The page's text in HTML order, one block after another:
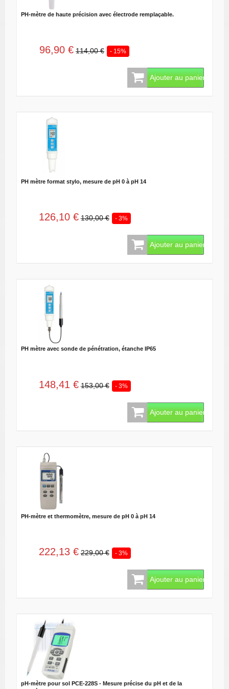
PH-mètre de haute précision avec électrode remplaçable.
96,90 € 114,00 € - 15%
Ajouter au panier
PH mètre format stylo, mesure de pH 0 à pH 14
126,10 € 130,00 € - 3%
Ajouter au panier
PH mètre avec sonde de pénétration, étanche IP65
148,41 € 153,00 € - 3%
Ajouter au panier
PH-mètre et thermomètre, mesure de pH 0 à pH 14
222,13 € 229,00 € - 3%
Ajouter au panier
pH‑mètre pour sol PCE‑228S - Mesure précise du pH et de la